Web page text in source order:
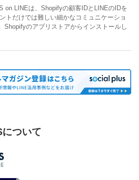
on LINEは、Shopifyの顧客IDとLINEのIDを
トだけでは難しい細かなコミュニケーショ
Shopifyのアプリストアからインストールし
ついて